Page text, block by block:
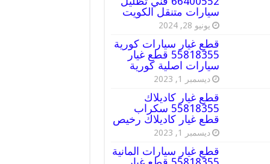
سيارات متنقل الكويت
يونيو 28, 2024
قطع غيار سيارات كورية
55818355 قطع غيار
سيارات اصلية كورية
ديسمبر 1, 2023
قطع غيار كاديلاك
55818355 سكراب
قطع غيار كاديلاك رخيص
ديسمبر 1, 2023
قطع غيار سيارات المانية